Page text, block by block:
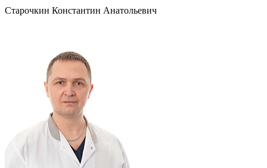
Старочкин Константин Анатольевич